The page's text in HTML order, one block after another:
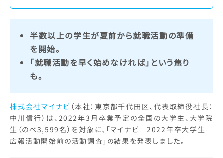
半数以上の学生が夏前から就職活動の準備
を開始。
「就職活動を早く始めなければ」という焦り
も。
株式会社マイナビ （本社：東京都千代田区、代表取締役社長：
中川信行）は、2022年3月卒業予定の全国の大学生、大学院
生（のべ3,599名）を対象に、「マイナビ 2022年卒大学生
広報活動開始前の活動調査」の結果を発表しました。